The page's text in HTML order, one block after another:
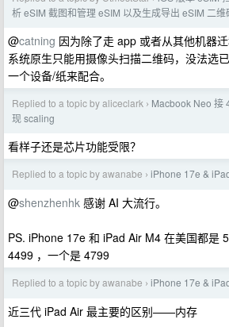
析 eSIM 截图和管理 eSIM 以及生成导出 eSIM 二维
@catning 因为除了走 app 或者从其他机器迁
系统原生只能用摄像头扫描二维码，没法选
一个设备/纸来配合。
Replied to a topic by aliceclark › Macbook Neo 接
现 scaling
看样子还是芯片功能受限？
Replied to a topic by awanabe › iPhone 17e &
@shenzhenhk 感谢 AI 大流行。
PS. iPhone 17e 和 iPad Air M4 在美国都是
4499 ，一个是 4799
Replied to a topic by awanabe › iPhone 17e &
近三代 iPad Air 最主要的区别——内存